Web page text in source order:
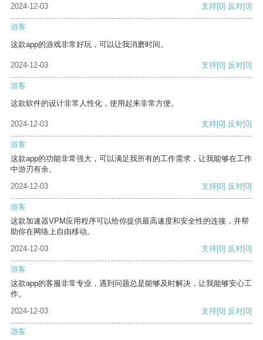
2024-12-03
支持[0] 反对[0]
游客
这款app的游戏非常好玩，可以让我消磨时间。
2024-12-03 支持[0] 反对[0]
游客
这款软件的设计非常人性化，使用起来非常方便。
2024-12-03 支持[0] 反对[0]
游客
这款app的功能非常强大，可以满足我所有的工作需求，让我能够在工作
中游刃有余。
2024-12-03
支持[0] 反对[0]
游客
这款加速器VPM应用程序可以给你提供最高速度和安全性的连接，并帮
助你在网络上自由移动。
2024-12-03
支持[0] 反对[0]
游客
这款app的客服非常专业，遇到问题总是能够及时解决，让我能够安心工
作。
2024-12-03
支持[0] 反对[0]
游客